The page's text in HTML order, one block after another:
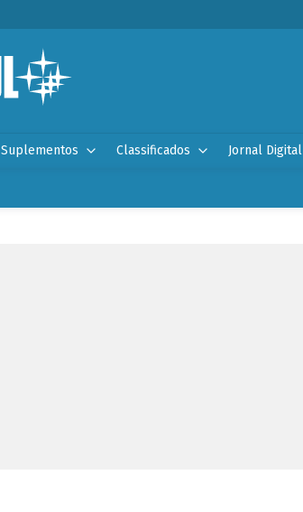
Suplementos Classificados Jornal Digital